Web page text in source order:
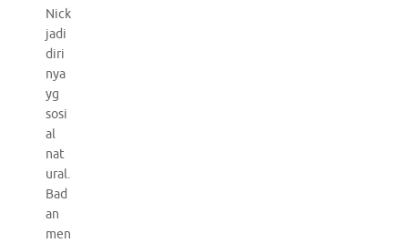
Nick
jadi
diri
nya
yg
sosi
al
nat
ural.
Bad
an
men